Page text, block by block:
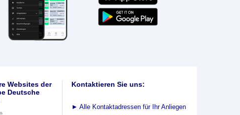
Websites der
Deutsche
Kontaktieren Sie uns:
► Alle Kontaktadressen für Ihr Anliegen